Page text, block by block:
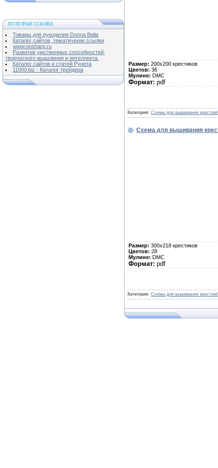
ПОЛЕЗНЫЕ ССЫЛКИ
Товары для рукоделия Donna Bella
Каталог сайтов, тематичекие ссылки
www.onsharp.ru
Развитие умственных способностей,
творческого мышления и интеллекта.
Каталог сайтов и статей Рунета
11000.biz - Каталог трейдера
Размер: 200х200 крестиков
Цветов: 36
Мулине: DMC
Формат: pdf
Категория: Схемы для вышивания
Схема для вышивания
Размер: 300х218 крестиков
Цветов: 28
Мулине: DMC
Формат: pdf
Категория: Схемы для вышивания